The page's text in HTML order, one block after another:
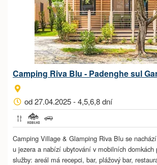
Camping Riva Blu - Padenghe sul
od 27.04.2025 - 4,5,6,8 dní
Camping Village & Glamping Riva Blu se
u jezera a nabízí ubytování v mobilních
služby: areál má recepci, bar, plážový bar,